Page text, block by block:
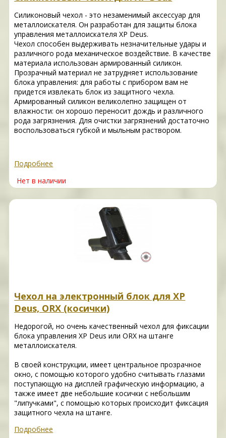
Силиконовый чехол - это незаменимый аксессуар для
металлоискателя. Он разработан для защиты блока
управления металлоискателя XP Deus.
Чехол способен выдерживать незначительные удары и
различного рода механическое воздействие. В качестве
материала использован армированный силикон.
Прозрачный материал не затрудняет использование
блока управления: для работы с прибором вам не
придется извлекать блок из защитного чехла.
Армированный силикон великолепно защищен от
влажности: он хорошо переносит дождь и различного
рода загрязнения. Для очистки загрязнений достаточно
воспользоваться губкой и мыльным раствором.
Подробнее
Нет в наличии
Чехол на электронный блок для XP
Deus, ORX (косички)
Недорогой, но очень качественный чехол для фиксации
блока управления XP Deus или ORX на штанге
металлоискателя.
В своей конструкции, имеет центральное прозрачное
окно, с помощью которого удобно считывать глазами
поступающую на дисплей графическую информацию, а
также имеет две небольшие косички с небольшим
"липучками", с помощью которых происходит фиксация
защитного чехла на штанге.
Подробнее